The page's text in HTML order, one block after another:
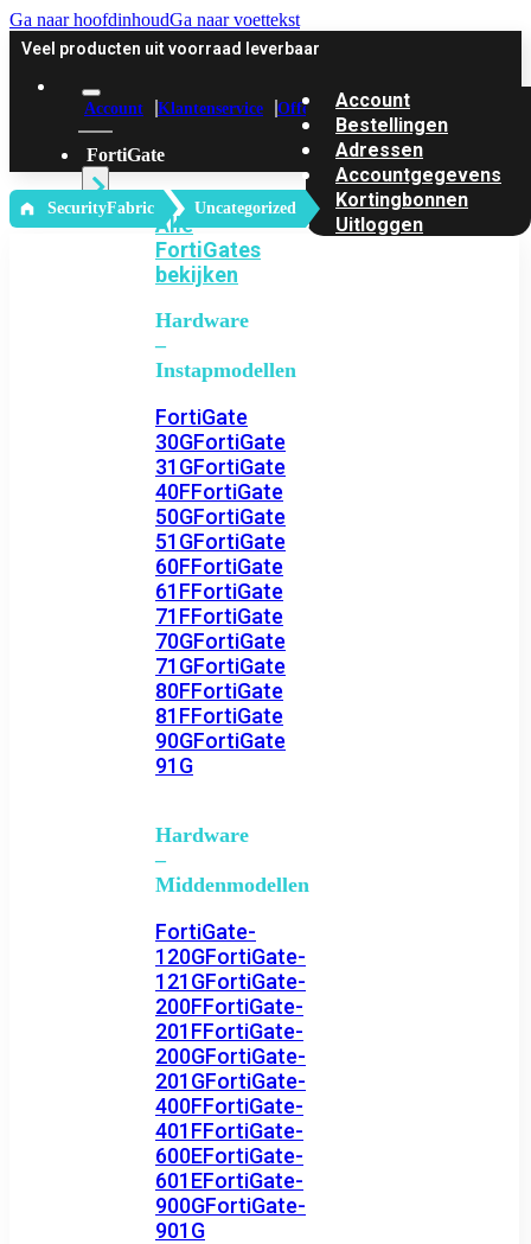
Ga naar hoofdinhoudGa naar voettekst
Veel producten uit voorraad leverbaar
Account Klantenservice Offerte
FortiGate
Alle
FortiGates
bekijken
Hardware
–
Instapmodellen
FortiGate
30GFortiGate
31GFortiGate
40FFortiGate
50GFortiGate
51GFortiGate
60FFortiGate
61FFortiGate
71FFortiGate
70GFortiGate
71GFortiGate
80FFortiGate
81FFortiGate
90GFortiGate
91G
Hardware
–
Middenmodellen
FortiGate-
120GFortiGate-
121GFortiGate-
200FFortiGate-
201FFortiGate-
200GFortiGate-
201GFortiGate-
400FFortiGate-
401FFortiGate-
600EFortiGate-
601EFortiGate-
900GFortiGate-
901G
Account
Bestellingen
Adressen
Accountgegevens
Kortingbonnen
Uitloggen
‎ SecurityFabric Uncategorized